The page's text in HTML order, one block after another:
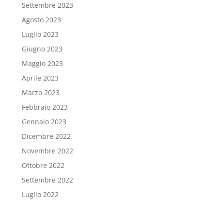
Settembre 2023
Agosto 2023
Luglio 2023
Giugno 2023
Maggio 2023
Aprile 2023
Marzo 2023
Febbraio 2023
Gennaio 2023
Dicembre 2022
Novembre 2022
Ottobre 2022
Settembre 2022
Luglio 2022